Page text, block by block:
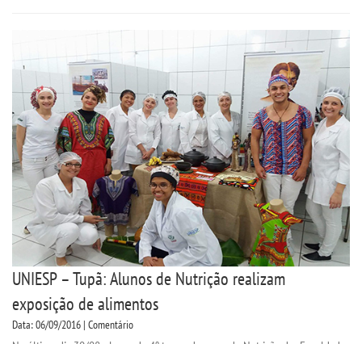
UNIESP – Tupã: Alunos de Nutrição realizam
exposição de alimentos
Data: 06/09/2016 | Comentário